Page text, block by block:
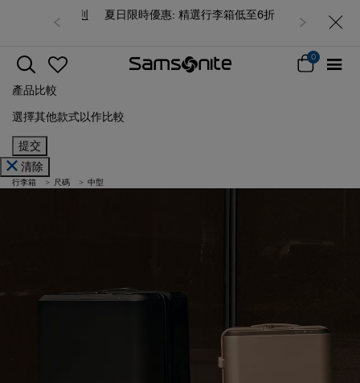
夏日限時優惠: 精選行李箱低至6折
產品比較
清除
行李箱